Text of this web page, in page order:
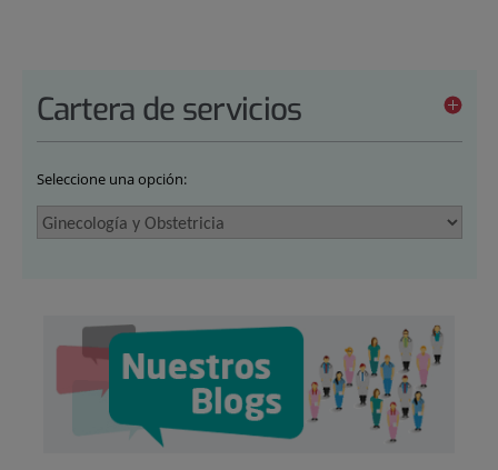
Cartera de servicios
Seleccione una opción: